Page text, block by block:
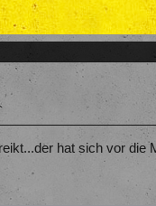
hat sich vor die